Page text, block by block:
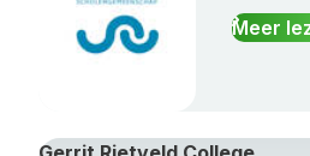
Meer